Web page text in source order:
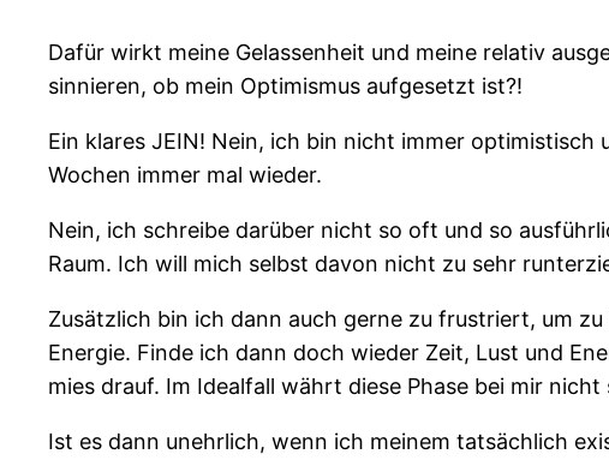
Dafür wirkt meine Gelassenheit und meine relativ
sinnieren, ob mein Optimismus aufgesetzt ist?!
Ein klares JEIN! Nein, ich bin nicht immer
Wochen immer mal wieder.
Nein, ich schreibe darüber nicht so oft und so
Raum. Ich will mich selbst davon nicht zu sehr
Zusätzlich bin ich dann auch gerne zu frustriert, um
Energie. Finde ich dann doch wieder Zeit, Lust und
mies drauf. Im Idealfall währt diese Phase bei mir nicht
Ist es dann unehrlich, wenn ich meinem tatsächlich